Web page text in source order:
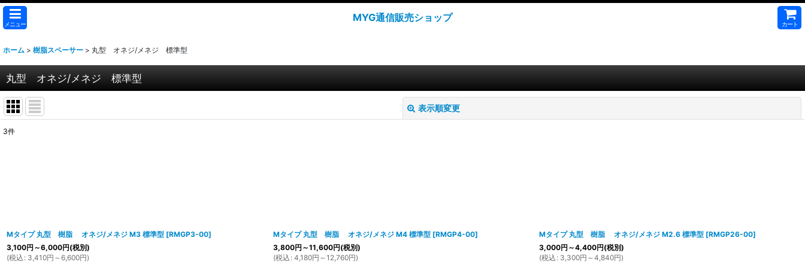
メニュー
MYG通信販売ショップ
カート
ホーム > 樹脂スペーサー > 丸型 オネジ/メネジ 標準型
丸型 オネジ/メネジ 標準型
表示順変更
3件
Mタイプ 丸型 樹脂 オネジ/メネジ M3 標準型 [RMGP3-00]
3,100円 ～6,000円(税別)
(税込 : 3,410円 ～6,600円)
Mタイプ 丸型 樹脂 オネジ/メネジ M4 標準型 [RMGP4-00]
3,800円 ～11,600円(税別)
(税込 : 4,180円 ～12,760円)
Mタイプ 丸型 樹脂 オネジ/メネジ M2.6 標準型 [RMGP26-00]
3,000円 ～4,400円(税別)
(税込 : 3,300円 ～4,840円)